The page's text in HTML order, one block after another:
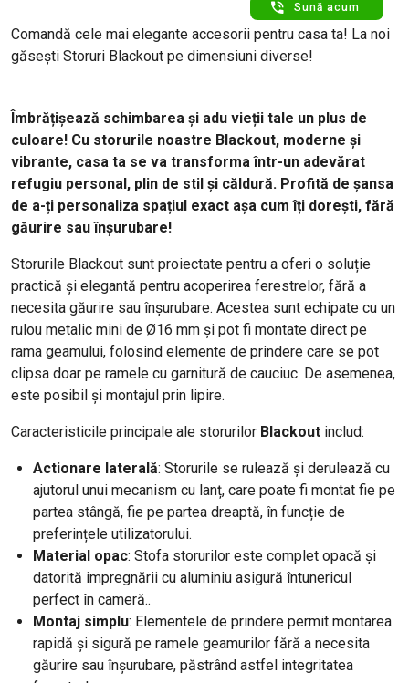
Sună acum
Comandă cele mai elegante accesorii pentru casa ta! La noi
găsești Storuri Blackout pe dimensiuni diverse!
Îmbrățișează schimbarea și adu vieții tale un plus de
culoare! Cu storurile noastre Blackout, moderne și
vibrante, casa ta se va transforma într-un adevărat
refugiu personal, plin de stil și căldură. Profită de șansa
de a-ți personaliza spațiul exact așa cum îți dorești, fără
găurire sau înșurubare!
Storurile Blackout sunt proiectate pentru a oferi o soluție
practică și elegantă pentru acoperirea ferestrelor, fără a
necesita găurire sau înșurubare. Acestea sunt echipate cu un
rulou metalic mini de Ø16 mm și pot fi montate direct pe
rama geamului, folosind elemente de prindere care se pot
clipsa doar pe ramele cu garnitură de cauciuc. De asemenea,
este posibil și montajul prin lipire.
Caracteristicile principale ale storurilor Blackout includ:
Actionare laterală: Storurile se rulează și derulează cu
ajutorul unui mecanism cu lanț, care poate fi montat fie pe
partea stângă, fie pe partea dreaptă, în funcție de
preferințele utilizatorului.
Material opac: Stofa storurilor este complet opacă și
datorită impregnării cu aluminiu asigură întunericul
perfect în cameră..
Montaj simplu: Elementele de prindere permit montarea
rapidă și sigură pe ramele geamurilor fără a necesita
găurire sau înșurubare, păstrând astfel integritatea